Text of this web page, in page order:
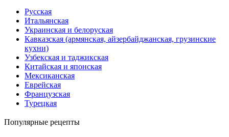
Русская
Итальянская
Украинская и белоруская
Кавказская (армянская, айзербайджанская, грузинские
кухни)
Узбекская и таджикская
Китайская и японская
Мексиканская
Еврейская
Французская
Турецкая
Популярные рецепты